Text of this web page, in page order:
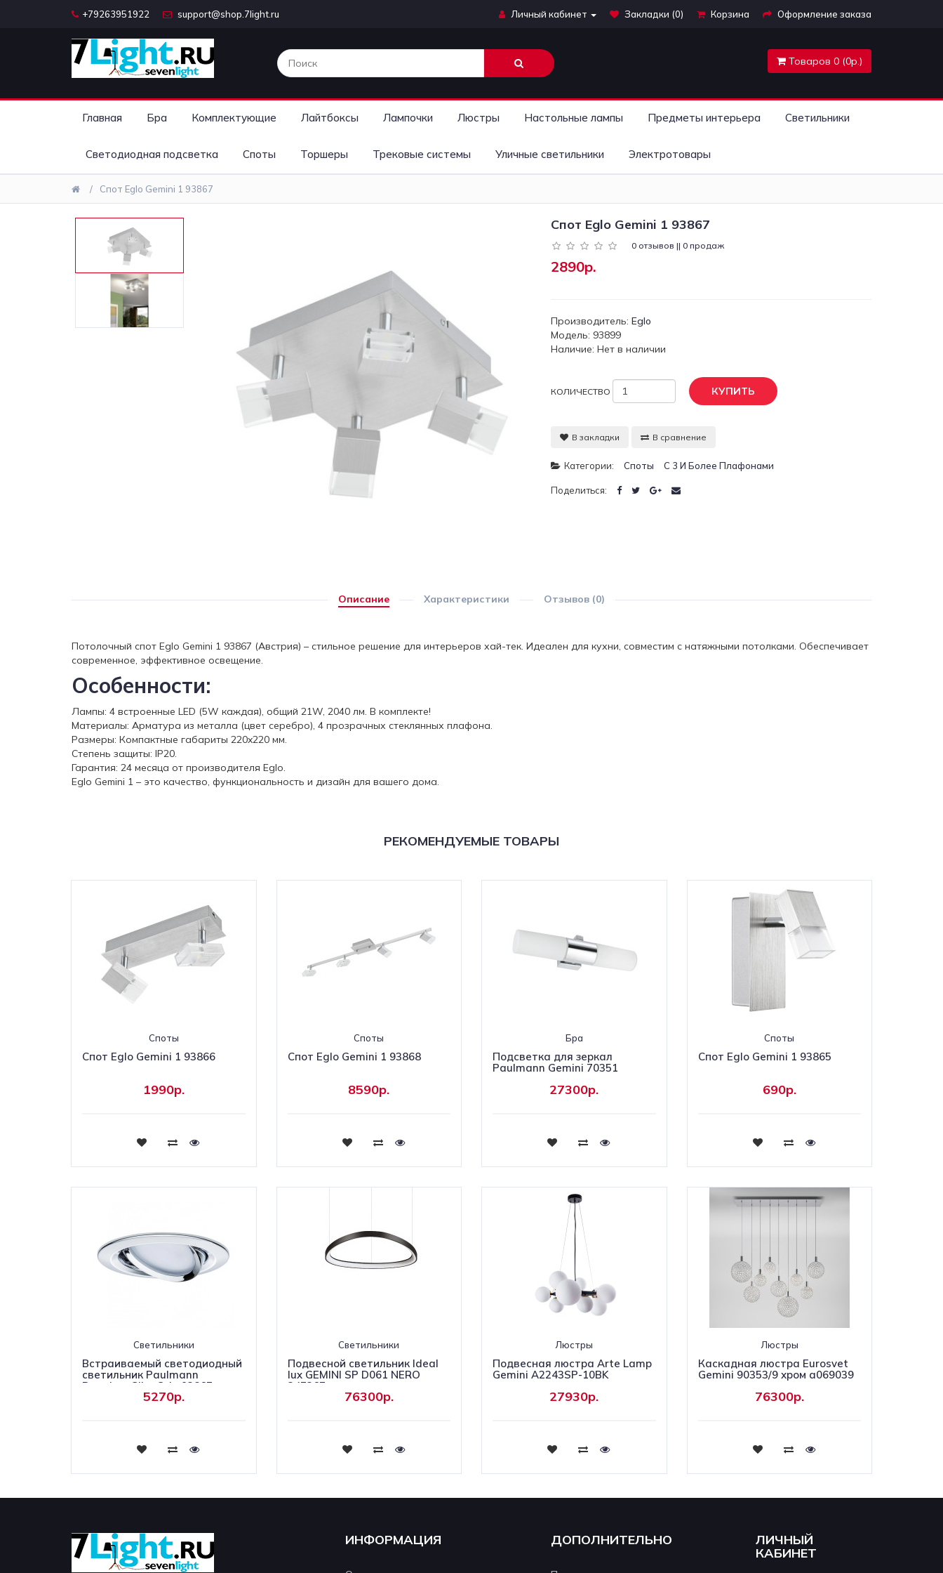
+79263951922 support@shop.7light.ru Личный кабинет Закладки (0) Корзина Оформление заказа
Товаров 0 (0р.)
Главная Бра Комплектующие Лайтбоксы Лампочки Люстры Настольные лампы Предметы интерьера Светильники
Светодиодная подсветка Споты Торшеры Трековые системы Уличные светильники Электротовары
Спот Eglo Gemini 1 93867
Спот Eglo Gemini 1 93867
0 отзывов || 0 продаж
2890р.
Производитель: Eglo
Модель: 93899
Наличие: Нет в наличии
КОЛИЧЕСТВО КУПИТЬ
В закладки В сравнение
Категории: Споты С 3 И Более Плафонами
Поделиться:
Описание Характеристики Отзывов (0)
Потолочный спот Eglo Gemini 1 93867 (Австрия) – стильное решение для интерьеров хай-тек. Идеален для кухни, совместим с натяжными потолками. Обеспечивает
современное, эффективное освещение.
Особенности:
Лампы: 4 встроенные LED (5W каждая), общий 21W, 2040 лм. В комплекте!
Материалы: Арматура из металла (цвет серебро), 4 прозрачных стеклянных плафона.
Размеры: Компактные габариты 220x220 мм.
Степень защиты: IP20.
Гарантия: 24 месяца от производителя Eglo.
Eglo Gemini 1 – это качество, функциональность и дизайн для вашего дома.
РЕКОМЕНДУЕМЫЕ ТОВАРЫ
Споты
Спот Eglo Gemini 1 93866
1990р.
Купить
Споты
Спот Eglo Gemini 1 93868
8590р.
Купить
Бра
Подсветка для зеркал
Paulmann Gemini 70351
27300р.
Купить
Споты
Спот Eglo Gemini 1 93865
690р.
Купить
Светильники
Встраиваемый светодиодный
светильник Paulmann
Premium Slim Coin 93867
5270р.
Купить
Светильники
Подвесной светильник Ideal
lux GEMINI SP D061 NERO
247267
76300р.
Купить
Люстры
Подвесная люстра Arte Lamp
Gemini A2243SP-10BK
27930р.
Купить
Люстры
Каскадная люстра Eurosvet
Gemini 90353/9 хром a069039
76300р.
Купить
ИНФОРМАЦИЯ ДОПОЛНИТЕЛЬНО
ЛИЧНЫЙ
КАБИНЕТ